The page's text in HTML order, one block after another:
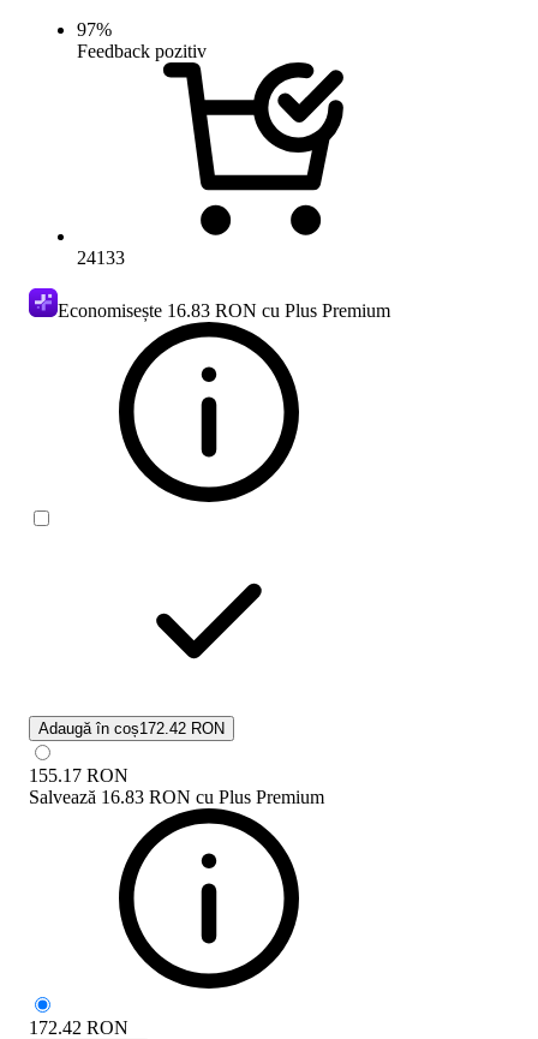
97%
Feedback pozitiv
24133
Economisește 16.83 RON cu Plus Premium
Adaugă în coș172.42 RON
155.17 RON
Salvează 16.83 RON cu Plus Premium
172.42 RON